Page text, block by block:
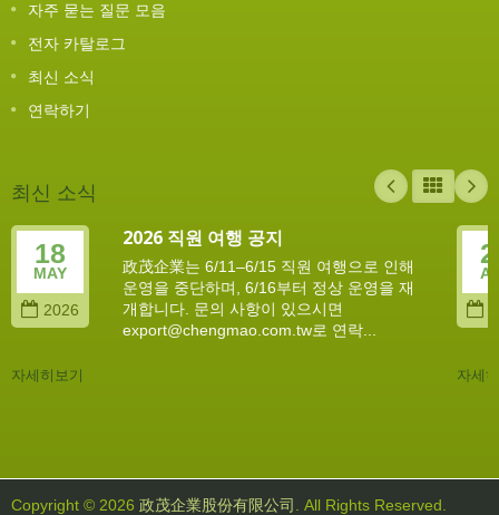
자주 묻는 질문 모음
전자 카탈로그
최신 소식
연락하기
최신 소식
18
MAY
2026
2026 직원 여행 공지
政茂企業는 6/11–6/15 직원 여행으로 인해
운영을 중단하며, 6/16부터 정상 운영을 재
개합니다. 문의 사항이 있으시면
export@chengmao.com.tw로 연락...
자세히보기 자세
Copyright © 2026 政茂企業股份有限公司 . All Rights Reserved.